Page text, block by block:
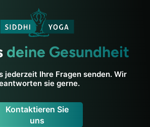
deine Gesundheit
jederzeit Ihre Fragen senden. Wir
sie gerne.
Kontaktieren Sie
uns